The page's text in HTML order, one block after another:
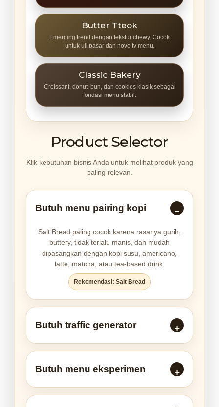
Butter Tteok
Emerging trend dengan tekstur chewy. Cocok
untuk uji pasar dan novelty menu.
Classic Bakery
Croissant, donut, bun, dan cookies klasik sebagai
fondasi menu stabil.
Product Selector
Klik kebutuhan bisnis Anda untuk melihat produk yang
paling relevan.
Butuh menu pairing kopi
Salt Bread paling cocok karena rasanya gurih,
buttery, tidak terlalu manis, dan mudah
dipasangkan dengan kopi susu, americano,
latte, matcha, atau tea-based drink.
Rekomendasi: Salt Bread
Butuh traffic generator
Butuh menu eksperimen